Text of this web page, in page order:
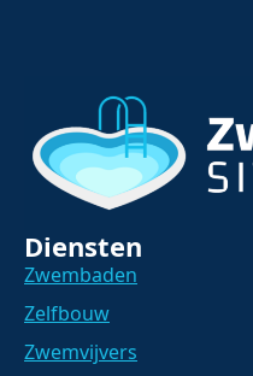
Diensten
Zwembaden
Zelfbouw
Zwemvijvers